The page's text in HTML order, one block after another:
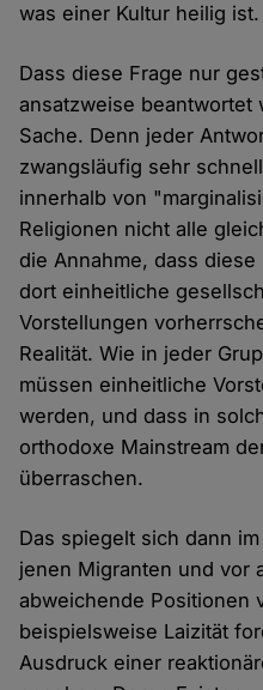
was einer Kultur heilig ist.
Dass diese Frage nur
ansatzweise beantwortet
Sache. Denn jeder
zwangsläufig sehr
innerhalb von
Religionen nicht alle
die Annahme, dass
dort einheitliche
Vorstellungen
Realität. Wie in jeder
müssen einheitliche
werden, und dass in
orthodoxe Mainstream
überraschen.
Das spiegelt sich dann
jenen Migranten und vor
abweichende Positionen
beispielsweise Laizität
Ausdruck einer